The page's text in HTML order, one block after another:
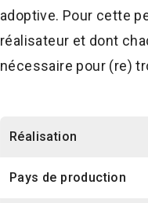
adoptive. Pour cette
réalisateur et dont
nécessaire pour (re)
Réalisation
Pays de production